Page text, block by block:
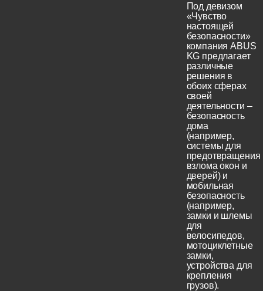
Под девизом
«Чувство
настоящей
безопасности»
компания ABUS
KG предлагает
различные
решения в
обоих сферах
своей
деятельности –
безопасность
дома
(например,
системы для
предотвращения
взлома окон и
дверей) и
мобильная
безопасность
(например,
замки и шлемы
для
велосипедов,
мотоциклетные
замки,
устройства для
крепления
грузов).